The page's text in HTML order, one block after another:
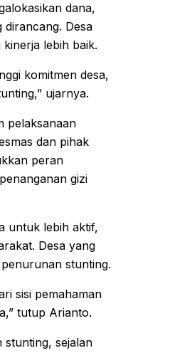
dana,
Desa
lebih baik.
komitmen desa,
ujarnya.
pelaksanaan
dan pihak
peran
gizi
untuk lebih aktif,
Desa yang
stunting.
sisi pemahaman
tutup Arianto.
sejalan